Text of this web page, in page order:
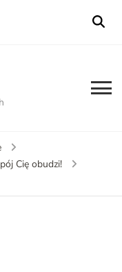
Cię obudzi!